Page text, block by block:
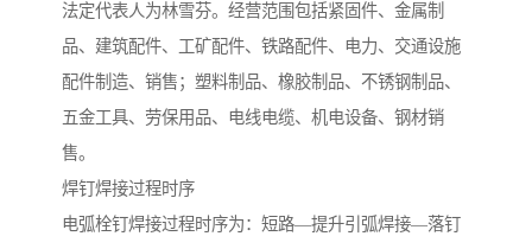
法定代表人为林雪芬。经营范围包括紧固件、金属制
品、建筑配件、工矿配件、铁路配件、电力、交通设施
配件制造、销售；塑料制品、橡胶制品、不锈钢制品、
五金工具、劳保用品、电线电缆、机电设备、钢材销
售。
焊钉焊接过程时序
电弧栓钉焊接过程时序为：短路—提升引弧焊接—落钉